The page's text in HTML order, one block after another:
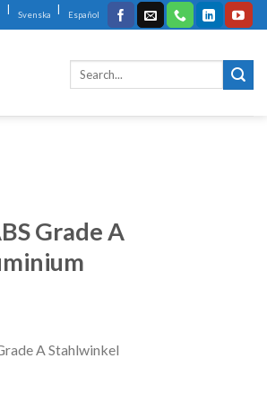
| Svenska | Español
Grade A
A Stahlwinkel